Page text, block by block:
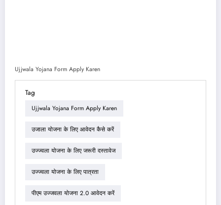
Ujjwala Yojana Form Apply Karen
Tag
Ujjwala Yojana Form Apply Karen
उजाला योजना के लिए आवेदन कैसे करें
उज्ज्वला योजना के लिए जरूरी दस्तावेज
उज्ज्वला योजना के लिए पात्रता
पीएम उज्जवला योजना 2.0 आवेदन करें